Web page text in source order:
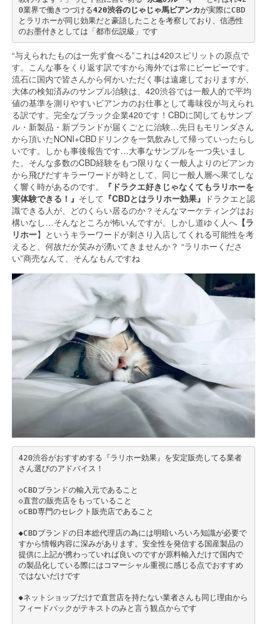
0業界で働きつづける420渋谷のじゃじゃ馬ビアンカが実際にCBD
とラリホーが同じ効果だと豪語したことを考察しており、信憑性
のお墨付きとしては「都市伝説級」です
“与えられたものは一先ず食べる”これは420スピリットの原点で
す。こんな事をくり返す訳ですから海外では常にピーピーです。
流石に国内で皆さんから何かいただく事は遠慮しておりますが、
大体の検知済みのサンプル治験は、420渋谷では一般人的で平均
値の基準を測りやすいビアンカのお仕事として毒味役が与えられ
る訳です。完全なブラック企業420です！CBDに関してもサンプ
ル・新製品・新ブランドが届くごとに治験…先日もモリンダさん
から頂いたNONI+CBDドリンクを一気飲みして帰っていったらし
いです。しかも事後報告です…大事なサンプルを一つ失いまし
た。そんな多数のCBD経験をもつ限りなく一般人よりのビアンカ
から飛びだすキラーワードが時として、同じ一般人層へ果てしな
く響く時があるのです。
『ドラクエ好きじゃなくてもラリホーを
実体験できる！』 そして 『CBDとはラリホー効果』
ドラクエと認
識できる人が、どのくらい居るのか？そんなマーケティングはお
構いなし…そんなところが怖いんですが。しかし道ゆく人へ 【ラ
リホー】というキラーワードが刺さり入店してくれる可能性を考
えると、何故だか笑みが湧いてきませんか？ “ラリホーくださ
い”商売なんて、そんなもんですね
420渋谷がおすすめする『ラリホー効果』を安定販売してる業者
さん選びのアドバイス！
◇CBDブランドの輸入元であること
◇直営の販売店をもっていること
◇CBD専門のセレクト販売店であること
◆CBDブランドの日本総代理店の為には明暗いろいろ知識が必要で
すから情報内容に深みがあります。安全性を発信する国産製品の
提供に上記が携わっていれば良いのですが原料輸入だけで国内で
の製品化している際にはコマーシャル重視に感じる点でおすすめ
ではないだけです
◆ネットショップだけで直営店を持たない業者さんも同じ理由から
フィードバックがテキストのみと言う観点からです